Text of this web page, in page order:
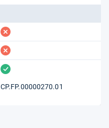
fehlt
fehlt
vorhanden
CP.FP.00000270.01